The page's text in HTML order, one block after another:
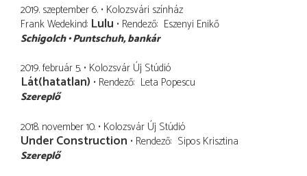
2019. szeptember 6. Kolozsvári színház
Frank Wedekind Lulu Rendező Eszenyi Enikő
Schigolch Puntschuh bankár
2019. február 5. Kolozsvár Új Stúdió
Lát(hatatlan) Rendező Leta Popescu
Szereplő
2018. november 10. Kolozsvár Új Stúdió
Under Construction Rendező Sipos Krisztina
Szereplő